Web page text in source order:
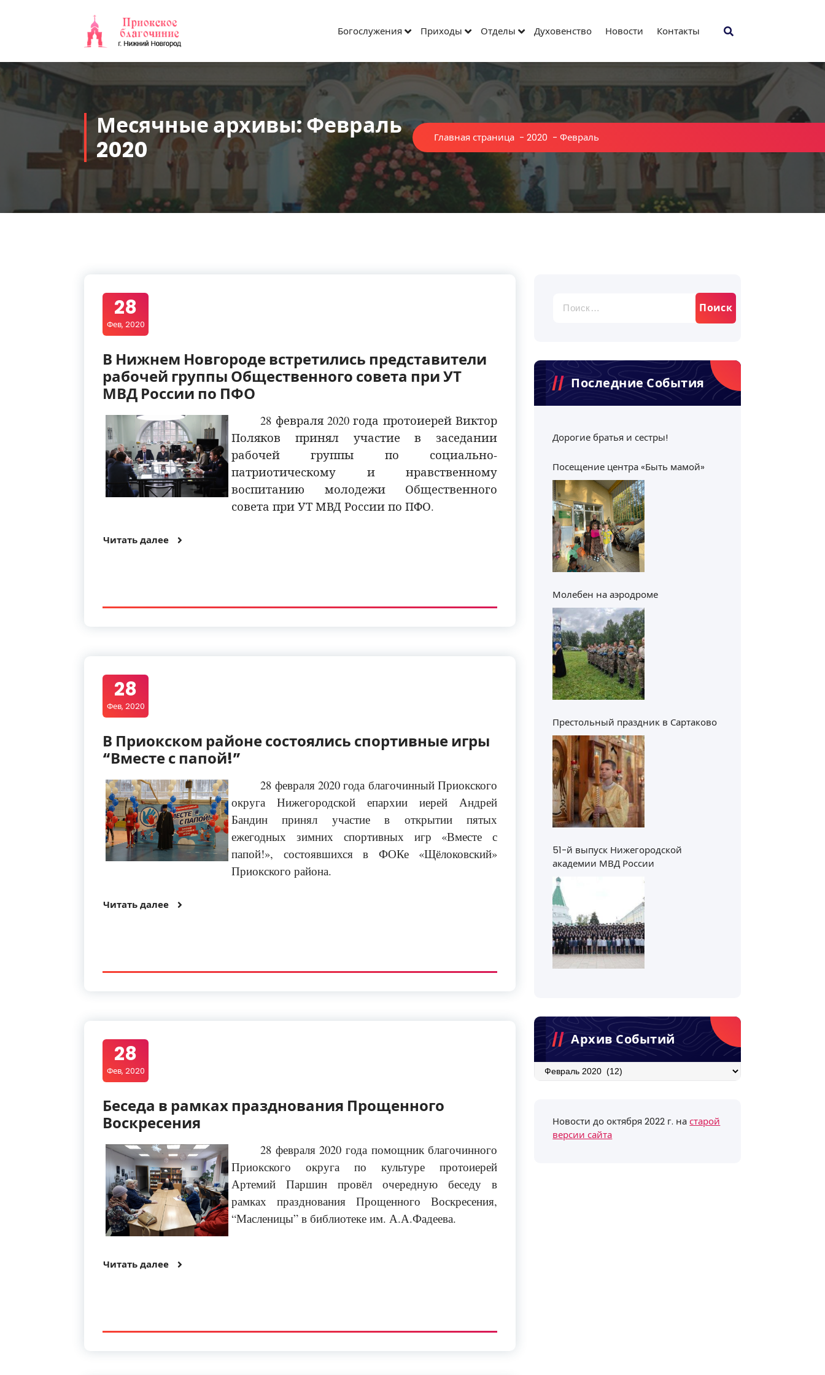
Богослужения Приходы Отделы Духовенство Новости Контакты
Месячные архивы: Февраль
2020
Главная страница - 2020 - Февраль
28
Фев, 2020
В Нижнем Новгороде встретились представители
рабочей группы Общественного совета при УТ
МВД России по ПФО
28 февраля 2020 года протоиерей Виктор
Поляков принял участие в заседании
рабочей группы по социально-
патриотическому и нравственному
воспитанию молодежи Общественного
совета при УТ МВД России по ПФО.
Читать далее
28
Фев, 2020
В Приокском районе состоялись спортивные игры
“Вместе с папой!”
28 февраля 2020 года благочинный Приокского
округа Нижегородской епархии иерей Андрей
Бандин принял участие в открытии пятых
ежегодных зимних спортивных игр «Вместе с
папой!», состоявшихся в ФОКе «Щёлоковский»
Приокского района.
Читать далее
28
Фев, 2020
Беседа в рамках празднования Прощенного
Воскресения
28 февраля 2020 года помощник благочинного
Приокского округа по культуре протоиерей
Артемий Паршин провёл очередную беседу в
рамках празднования Прощенного Воскресения,
“Масленицы” в библиотеке им. А.А.Фадеева.
Читать далее
Последние События
Дорогие братья и сестры!
Посещение центра «Быть мамой»
Молебен на аэродроме
Престольный праздник в Сартаково
51-й выпуск Нижегородской
академии МВД России
Архив Событий
Архив
Новости до октября 2022 г. настарой
версии сайта